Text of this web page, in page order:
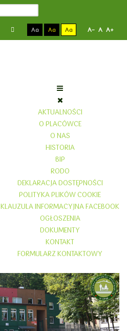
Aa Aa Aa A- A A+
AKTUALNOŚCI
O PLACÓWCE
O NAS
HISTORIA
BIP
RODO
DEKLARACJA DOSTĘPNOŚCI
POLITYKA PLIKÓW COOKIE
KLAUZULA INFORMACYJNA FACEBOOK
OGŁOSZENIA
DOKUMENTY
KONTAKT
FORMULARZ KONTAKTOWY